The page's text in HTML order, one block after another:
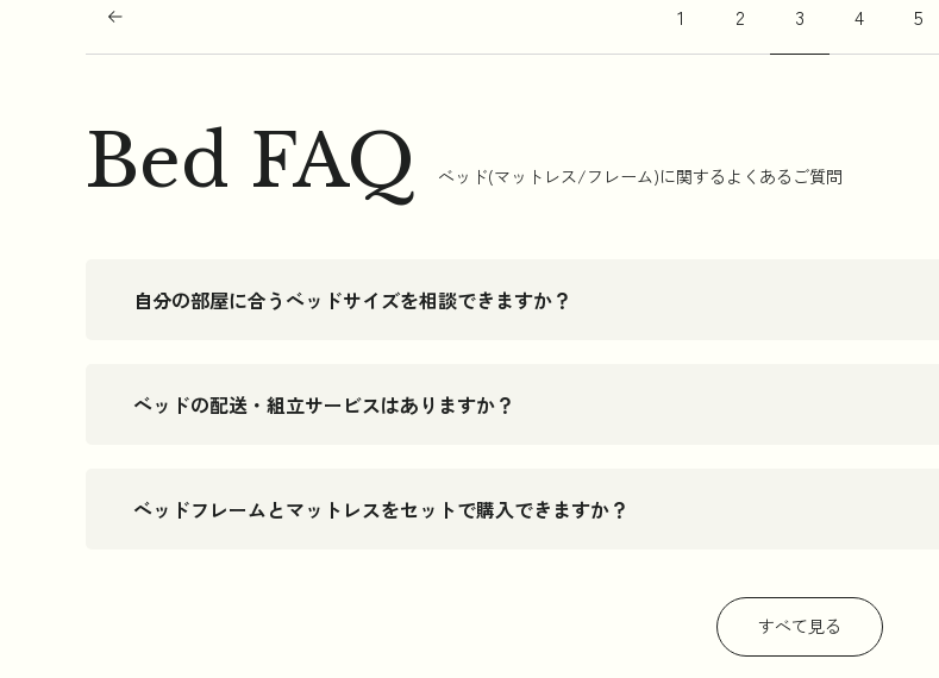
1 2 3 4 5
Bed FAQ ベッド(マットレス/フレーム)に関するよくあるご質問
自分の部屋に合うベッドサイズを相談できますか？
ベッドの配送・組立サービスはありますか？
ベッドフレームとマットレスをセットで購入できますか？
すべて見る